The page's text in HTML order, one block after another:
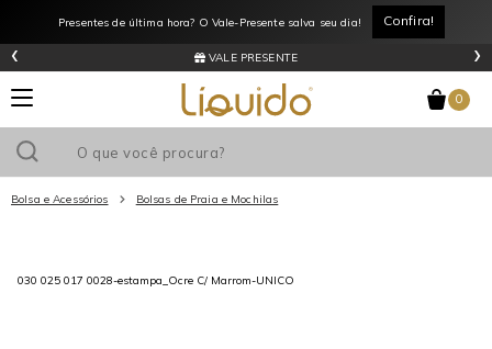
Presentes de última hora? O Vale-Presente salva seu dia! Confira!
VALE PRESENTE
‹ ›
0
Bolsa e Acessórios Bolsas de Praia e Mochilas
030 025 017 0028-estampa_Ocre C/ Marrom-UNICO